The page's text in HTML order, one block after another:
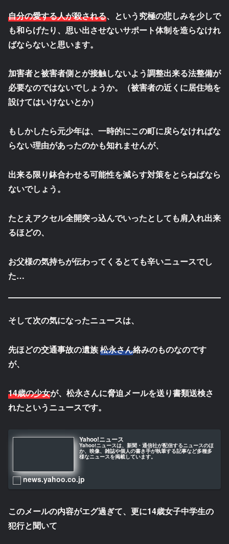
自分の愛する人が殺される、という究極の悲しみを少しで
も和らげたり、思い出させないサポート体制を造らなけれ
ばならないと思います。
加害者と被害者側とが接触しないよう調整出来る法整備が
必要なのではないでしょうか。（被害者の近くに居住地を
設けてはいけないとか）
もしかしたら元少年は、一時的にこの町に戻らなければな
らない理由があったのかも知れませんが、
出来る限り鉢合わせる可能性を減らす対策をとらねばなら
ないでしょう。
たとえアクセル全開突っ込んでいったとしても肩入れ出来
るほどの、
お父様の気持ちが伝わってくるとても辛いニュースでし
た…
そして次の気になったニュースは、
先ほどの交通事故の遺族松永さん絡みのものなのです
が、
14歳の少女が、松永さんに脅迫メールを送り書類送検さ
れたというニュースです。
Yahoo!ニュース
Yahoo!ニュースは、新聞・通信社が配信するニュースのほ
か、映像、雑誌や個人の書き手が執筆する記事など多種多
様なニュースを掲載しています。
news.yahoo.co.jp
このメールの内容がエグ過ぎて、更に14歳女子中学生の
犯行と聞いて